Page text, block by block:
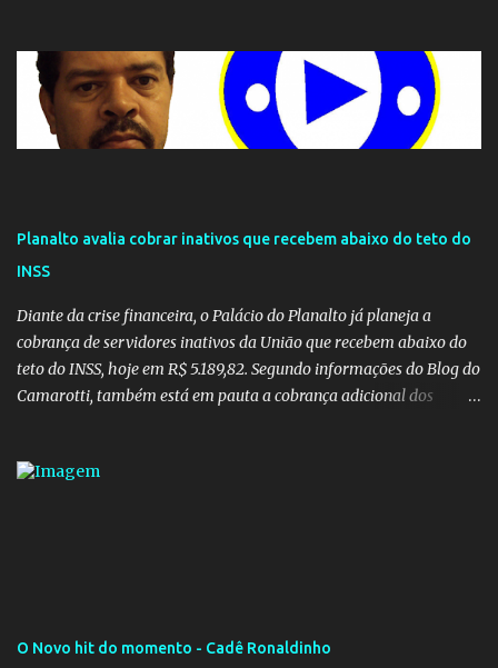
Planalto avalia cobrar inativos que recebem abaixo do teto do
INSS
Diante da crise financeira, o Palácio do Planalto já planeja a
cobrança de servidores inativos da União que recebem abaixo do
teto do INSS, hoje em R$ 5.189,82. Segundo informações do Blog do
Camarotti, também está em pauta a cobrança adicional dos
aumentar o percentual de recolhimento para 14%. De acordo com
O Novo hit do momento - Cadê Ronaldinho